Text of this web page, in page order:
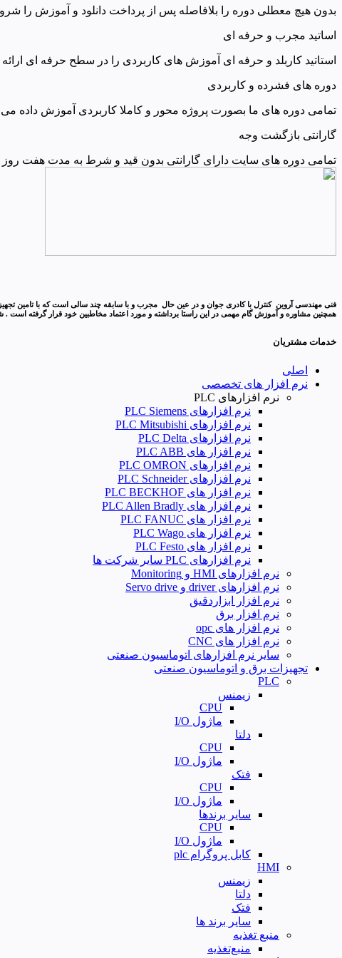
بدون هیچ معطلی دوره را بلافاصله پس از پرداخت دانلود و آموزش را
اساتید مجرب و حرفه ای
استاتید کاربلد و حرفه ای آموزش های کاربردی را در سطح حرفه ای ارائه
دوره های فشرده و کاربردی
تمامی دوره های ما بصورت پروژه محور و کاملا کاربردی آموزش داده
گارانتی بازگشت وجه
تمامی دوره های سایت دارای گارانتی بدون قید و شرط به مدت هفت روز
همچنین مشاوره و آموزش گام مهمی در این راستا برداشته و مورد اعتماد مخاطبین خود قرار گرفته است .
خدمات مشتریان
اصلی
نرم افزار های تخصصی
نرم افزارهای PLC
نرم افزارهای PLC Siemens
نرم افزارهای PLC Mitsubishi
نرم‌ افزارهای PLC Delta
نرم افزار های PLC ABB
نرم افزارهای PLC OMRON
نرم افزارهای PLC Schneider
نرم افزار های PLC BECKHOF
نرم افزار های PLC Allen Bradly
نرم افزار های PLC FANUC
نرم افزار های PLC Wago
نرم افزار های PLC Festo
نرم افزارهای PLC سایر شرکت ها
نرم افزارهای HMI و Monitoring
نرم افزارهای driver و Servo drive
نرم افزار ابزاردقیق
نرم افزار برق
نرم افزار های opc
نرم افزار های CNC
سایر نرم افزارهای اتوماسیون صنعتی
تجهیزات برق و اتوماسیون صنعتی
PLC
زیمنس
CPU
ماژول I/O
دلتا
CPU
ماژول I/O
فتک
CPU
ماژول I/O
سایر برندها
CPU
ماژول I/O
کابل پروگرام plc
HMI
زیمنس
دلتا
فتک
سایر برند ها
منبع تغذیه
منبع‌تغذیه